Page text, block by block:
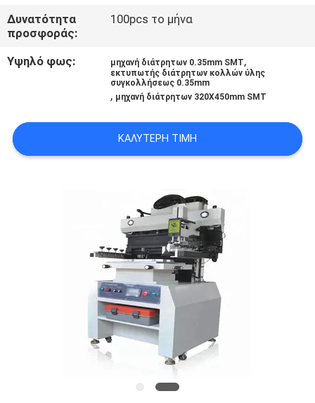
ΕΙΔΉΣΕΙΣ
ΑΠΌΣΠΑΣΜΑ
Δυνατότητα
προσφοράς:
100pcs το μήνα
Υψηλό φως: μηχανή διάτρητων 0.35mm SMT,
εκτυπωτής διάτρητων κολλών ύλης
συγκολλήσεως 0.35mm
, μηχανή διάτρητων 320X450mm SMT
ΚΑΛΎΤΕΡΗ ΤΙΜΉ